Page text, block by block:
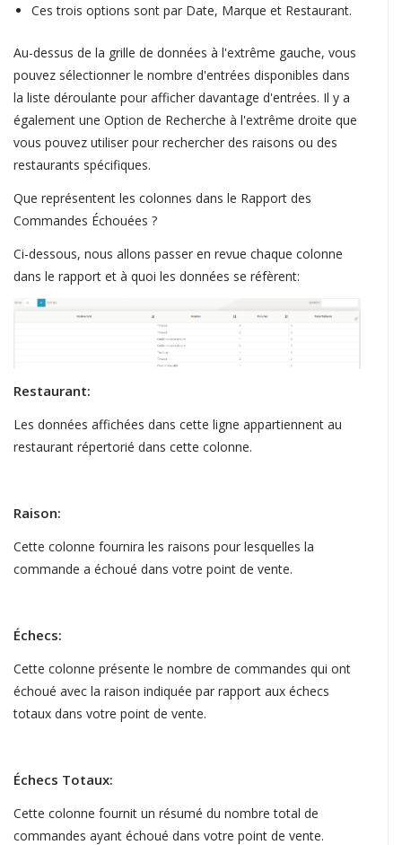
Ces trois options sont par Date, Marque et Restaurant.
Au-dessus de la grille de données à l'extrême gauche, vous
pouvez sélectionner le nombre d'entrées disponibles dans
la liste déroulante pour afficher davantage d'entrées. Il y a
également une Option de Recherche à l'extrême droite que
vous pouvez utiliser pour rechercher des raisons ou des
restaurants spécifiques.
Que représentent les colonnes dans le Rapport des
Commandes Échouées ?
Ci-dessous, nous allons passer en revue chaque colonne
dans le rapport et à quoi les données se réfèrent:
Restaurant:
Les données affichées dans cette ligne appartiennent au
restaurant répertorié dans cette colonne.
Raison:
Cette colonne fournira les raisons pour lesquelles la
commande a échoué dans votre point de vente.
Échecs:
Cette colonne présente le nombre de commandes qui ont
échoué avec la raison indiquée par rapport aux échecs
totaux dans votre point de vente.
Échecs Totaux:
Cette colonne fournit un résumé du nombre total de
commandes ayant échoué dans votre point de vente.